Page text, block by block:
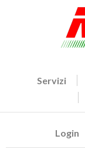
Servizi
Login